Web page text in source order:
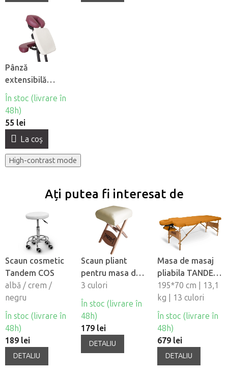
Pânză
extensibilă
acoperi Wuwei
pe camera de
masaj un scaun
În stoc (livrare în
48h)
55 lei
La coş
High-contrast mode
Ați putea fi interesat de
Scaun cosmetic
Tandem COS
albă / crem /
negru
În stoc (livrare în
48h)
189 lei
DETALIU
Scaun pliant
pentru masa de
masaj Tandem
3 culori
În stoc (livrare în
48h)
179 lei
DETALIU
Masa de masaj
pliabila TANDEM
Basic-2
195*70 cm | 13,1
kg | 13 culori
În stoc (livrare în
48h)
679 lei
DETALIU